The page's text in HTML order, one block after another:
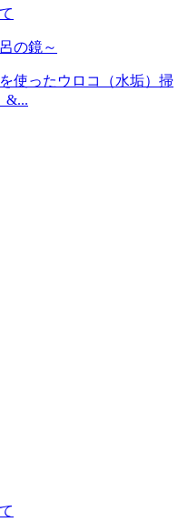
の鏡～
使ったウロコ（水垢）掃
&...